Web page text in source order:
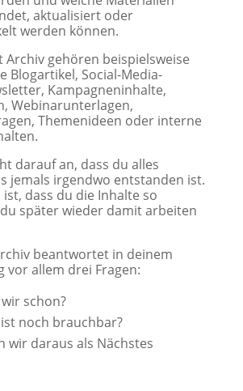
aktualisiert oder
werden können.
Archiv gehören beispielsweise
Blogartikel, Social-Media-
Kampagneninhalte,
Webinarunterlagen,
Themenideen oder interne
darauf an, dass du alles
jemals irgendwo entstanden ist.
dass du die Inhalte so
später wieder damit arbeiten
beantwortet in deinem
vor allem drei Fragen:
schon?
noch brauchbar?
wir daraus als Nächstes